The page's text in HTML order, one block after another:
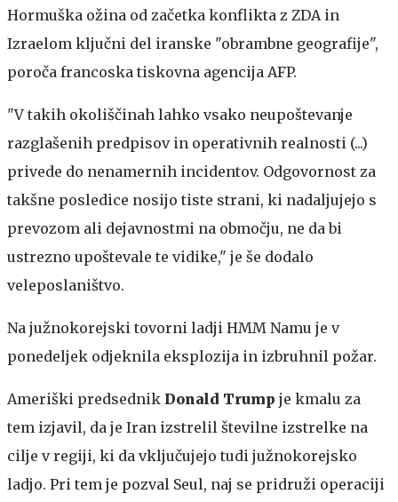
Hormuška ožina od začetka konflikta z ZDA in
Izraelom ključni del iranske "obrambne geografije",
poroča francoska tiskovna agencija AFP.
"V takih okoliščinah lahko vsako neupoštevanje
razglašenih predpisov in operativnih realnosti (...)
privede do nenamernih incidentov. Odgovornost za
takšne posledice nosijo tiste strani, ki nadaljujejo s
prevozom ali dejavnostmi na območju, ne da bi
ustrezno upoštevale te vidike," je še dodalo
veleposlaništvo.
Na južnokorejski tovorni ladji HMM Namu je v
ponedeljek odjeknila eksplozija in izbruhnil požar.
Ameriški predsednik Donald Trump je kmalu za
tem izjavil, da je Iran izstrelil številne izstrelke na
cilje v regiji, ki da vključujejo tudi južnokorejsko
ladjo. Pri tem je pozval Seul, naj se pridruži operaciji